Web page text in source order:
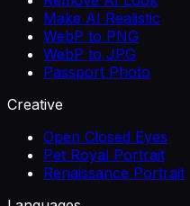
Make AI Realistic
WebP to PNG
WebP to JPG
Passport Photo
Creative
Open Closed Eyes
Pet Royal Portrait
Renaissance Portrait